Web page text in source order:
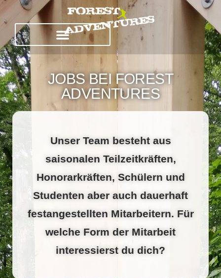
JOBS BEI FOREST
ADVENTURES
Unser Team besteht aus
saisonalen Teilzeitkräften,
Honorarkräften, Schülern und
Studenten aber auch dauerhaft
festangestellten Mitarbeitern. Für
welche Form der Mitarbeit
interessierst du dich?